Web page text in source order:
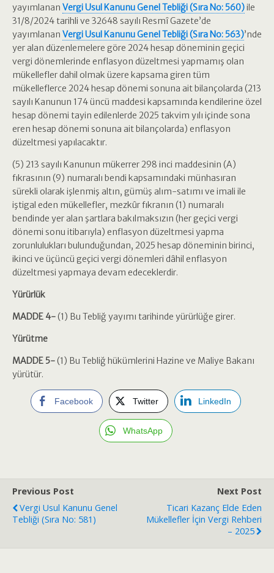
yayımlanan Vergi Usul Kanunu Genel Tebliği (Sıra No: 560)ile
31/8/2024 tarihli ve 32648 sayılı Resmî Gazete’de
yayımlanan Vergi Usul Kanunu Genel Tebliği (Sıra No: 563)’nde
yer alan düzenlemelere göre 2024 hesap döneminin geçici
vergi dönemlerinde enflasyon düzeltmesi yapmamış olan
mükellefler dahil olmak üzere kapsama giren tüm
mükelleflerce 2024 hesap dönemi sonuna ait bilançolarda (213
sayılı Kanunun 174 üncü maddesi kapsamında kendilerine özel
hesap dönemi tayin edilenlerde 2025 takvim yılı içinde sona
eren hesap dönemi sonuna ait bilançolarda) enflasyon
düzeltmesi yapılacaktır.
(5) 213 sayılı Kanunun mükerrer 298 inci maddesinin (A)
fıkrasının (9) numaralı bendi kapsamındaki münhasıran
sürekli olarak işlenmiş altın, gümüş alım-satımı ve imali ile
iştigal eden mükellefler, mezkûr fıkranın (1) numaralı
bendinde yer alan şartlara bakılmaksızın (her geçici vergi
dönemi sonu itibarıyla) enflasyon düzeltmesi yapma
zorunlulukları bulunduğundan, 2025 hesap döneminin birinci,
ikinci ve üçüncü geçici vergi dönemleri dâhil enflasyon
düzeltmesi yapmaya devam edeceklerdir.
Yürürlük
MADDE 4-(1) Bu Tebliğ yayımı tarihinde yürürlüğe girer.
Yürütme
MADDE 5-(1) Bu Tebliğ hükümlerini Hazine ve Maliye Bakanı
yürütür.
Facebook Twitter LinkedIn
WhatsApp
Previous Post
Vergi Usul Kanunu Genel
Tebliği (Sıra No: 581)
Next Post
Ticari Kazanç Elde Eden
Mükellefler İçin Vergi Rehberi
– 2025